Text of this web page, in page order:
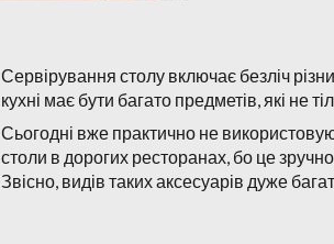
Сервірування столу включає безліч
кухні має бути багато предметів, які не
Сьогодні вже практично не
столи в дорогих ресторанах, бо це
Звісно, видів таких аксесуарів дуже